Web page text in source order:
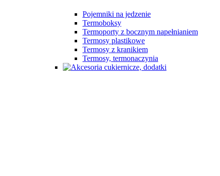
Pojemniki na jedzenie
Termoboksy
Termoporty z bocznym napełnianiem
Termosy plastikowe
Termosy z kranikiem
Termosy, termonaczynia